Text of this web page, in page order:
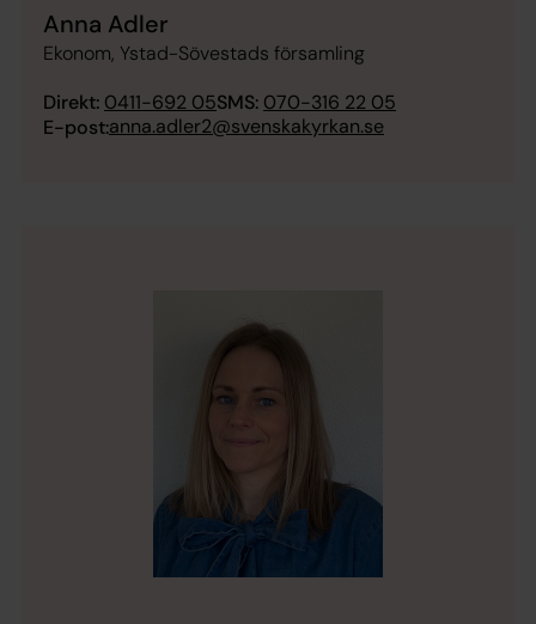
Anna Adler
Ekonom, Ystad-Sövestads församling
Direkt: 0411-692 05SMS: 070-316 22 05
E-post:anna.adler2@svenskakyrkan.se